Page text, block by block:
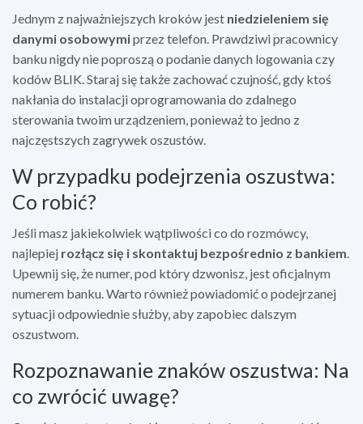
Jednym z najważniejszych kroków jest niedzieleniem się
danymi osobowymiprzez telefon. Prawdziwi pracownicy
banku nigdy nie poproszą o podanie danych logowania czy
kodów BLIK. Staraj się także zachować czujność, gdy ktoś
nakłania do instalacji oprogramowania do zdalnego
sterowania twoim urządzeniem, ponieważ to jedno z
najczęstszych zagrywek oszustów.
W przypadku podejrzenia oszustwa:
Co robić?
Jeśli masz jakiekolwiek wątpliwości co do rozmówcy,
najlepiej rozłącz się i skontaktuj bezpośrednio z bankiem.
Upewnij się, że numer, pod który dzwonisz, jest oficjalnym
numerem banku. Warto również powiadomić o podejrzanej
sytuacji odpowiednie służby, aby zapobiec dalszym
oszustwom.
Rozpoznawanie znaków oszustwa: Na
co zwrócić uwagę?